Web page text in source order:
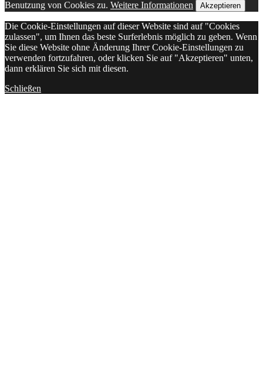
Benutzung von Cookies zu. Weitere Informationen Akzeptieren
Die Cookie-Einstellungen auf dieser Website sind auf "Cookies
zulassen", um Ihnen das beste Surferlebnis möglich zu geben. Wenn
Sie diese Website ohne Änderung Ihrer Cookie-Einstellungen zu
verwenden fortzufahren, oder klicken Sie auf "Akzeptieren" unten,
dann erklären Sie sich mit diesen.
Schließen